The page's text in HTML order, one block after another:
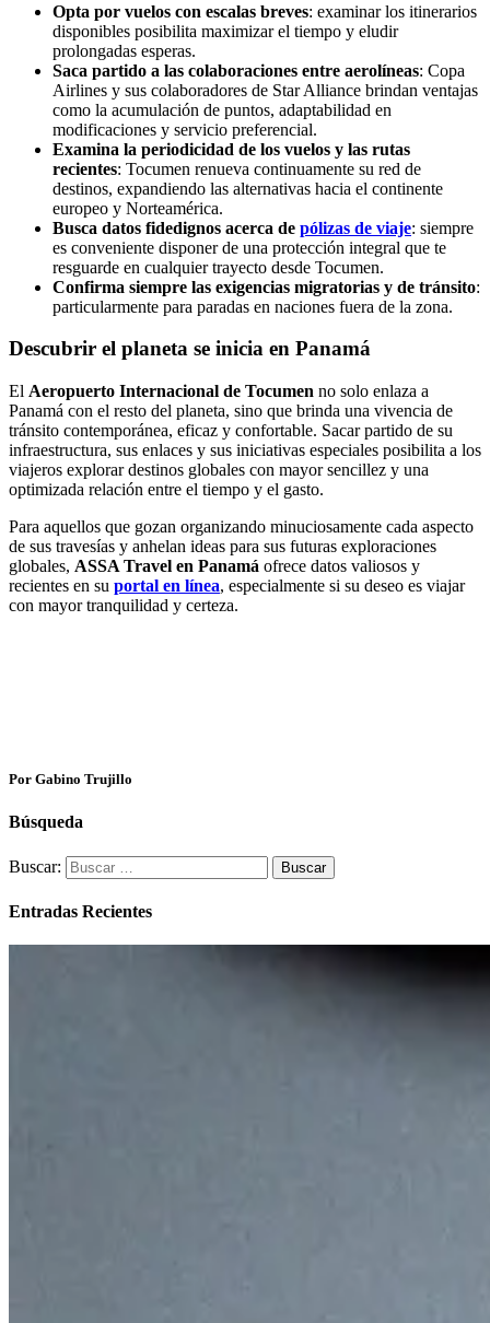
Opta por vuelos con escalas breves: examinar los itinerarios
disponibles posibilita maximizar el tiempo y eludir
prolongadas esperas.
Saca partido a las colaboraciones entre aerolíneas: Copa
Airlines y sus colaboradores de Star Alliance brindan ventajas
como la acumulación de puntos, adaptabilidad en
modificaciones y servicio preferencial.
Examina la periodicidad de los vuelos y las rutas
recientes: Tocumen renueva continuamente su red de
destinos, expandiendo las alternativas hacia el continente
europeo y Norteamérica.
Busca datos fidedignos acerca de pólizas de viaje: siempre
es conveniente disponer de una protección integral que te
resguarde en cualquier trayecto desde Tocumen.
Confirma siempre las exigencias migratorias y de tránsito:
particularmente para paradas en naciones fuera de la zona.
Descubrir el planeta se inicia en Panamá
El Aeropuerto Internacional de Tocumen no solo enlaza a
Panamá con el resto del planeta, sino que brinda una vivencia de
tránsito contemporánea, eficaz y confortable. Sacar partido de su
infraestructura, sus enlaces y sus iniciativas especiales posibilita a los
viajeros explorar destinos globales con mayor sencillez y una
optimizada relación entre el tiempo y el gasto.
Para aquellos que gozan organizando minuciosamente cada aspecto
de sus travesías y anhelan ideas para sus futuras exploraciones
globales, ASSA Travel en Panamá ofrece datos valiosos y
recientes en su portal en línea, especialmente si su deseo es viajar
con mayor tranquilidad y certeza.
Por Gabino Trujillo
Búsqueda
Buscar:
Entradas Recientes